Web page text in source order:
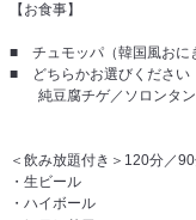
【お食事】
■ チュモッパ（韓国風おに
■ どちらかお選びください
純豆腐チゲ／ソロンタン
＜飲み放題付き＞120分／
・生ビール
・ハイボール